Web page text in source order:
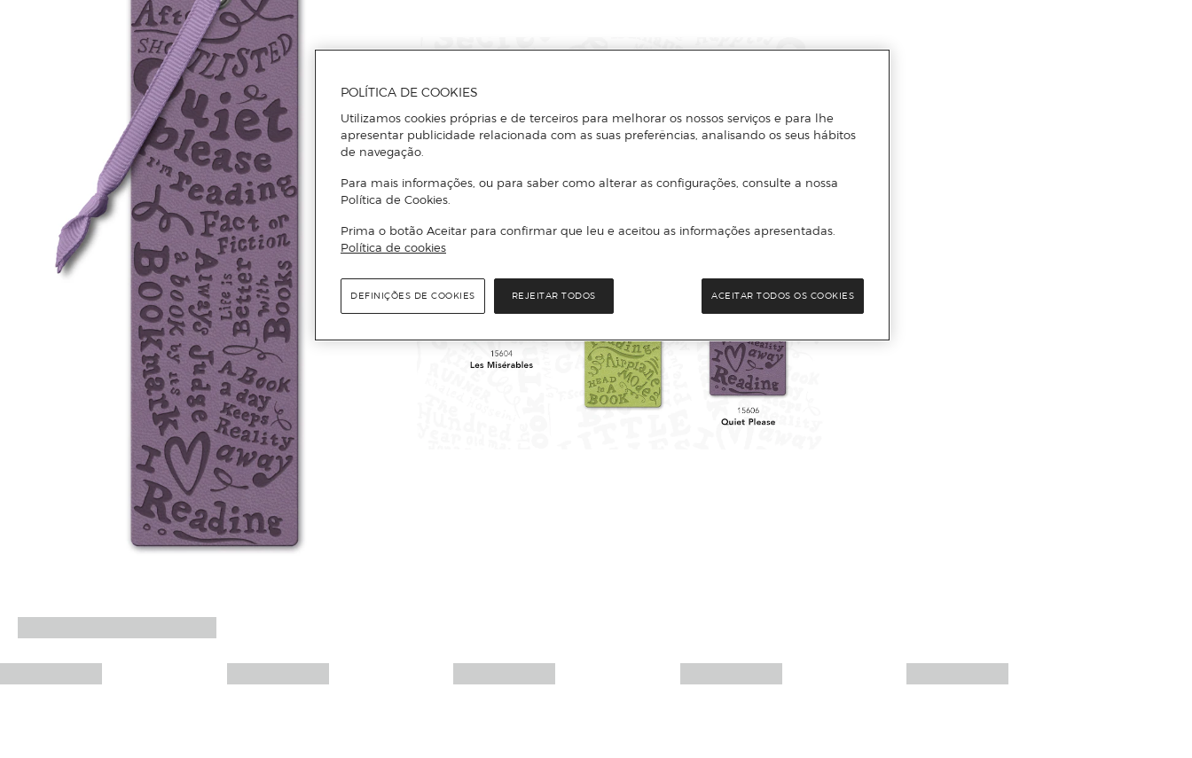
POLÍTICA DE COOKIES
Utilizamos cookies próprias e de terceiros para melhorar os nossos serviços e para lhe
apresentar publicidade relacionada com as suas preferências, analisando os seus hábitos
de navegação.
Para mais informações, ou para saber como alterar as configurações, consulte a nossa
Política de Cookies.
Prima o botão Aceitar para confirmar que leu e aceitou as informações apresentadas.
Política de cookies
REJEITAR TODOS ACEITAR TODOS OS COOKIES
DEFINIÇÕES DE COOKIES